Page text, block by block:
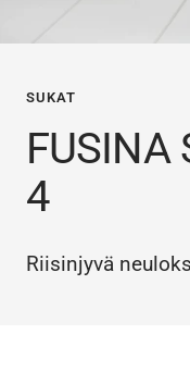
SUKAT
FUSINA
4
Riisinjyvä